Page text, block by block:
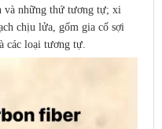
và những thứ tương tự; xi
chịu lửa, gốm gia cố sợi
các loại tương tự.